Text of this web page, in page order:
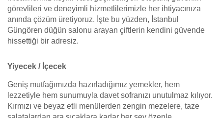
görevlileri ve deneyimli hizmetlilerimizle her ihtiyacınıza
anında çözüm üretiyoruz. İşte bu yüzden, İstanbul
Güngören düğün salonu arayan çiftlerin kendini güvende
hissettiği bir adresiz.
Yiyecek / İçecek
Geniş mutfağımızda hazırladığımız yemekler, hem
lezzetiyle hem sunumuyla davet sofranızı unutulmaz kılıyor.
Kırmızı ve beyaz etli menülerden zengin mezelere, taze